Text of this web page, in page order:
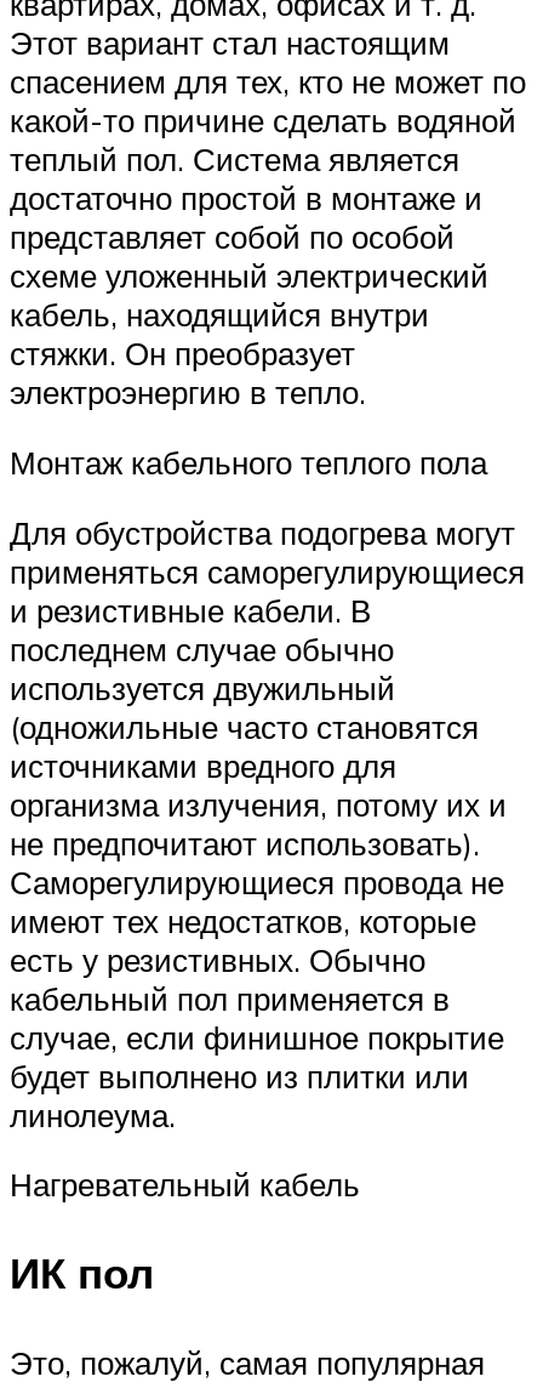
Этот вариант стал настоящим
спасением для тех, кто не может по
какой-то причине сделать водяной
теплый пол. Система является
достаточно простой в монтаже и
представляет собой по особой
схеме уложенный электрический
кабель, находящийся внутри
стяжки. Он преобразует
электроэнергию в тепло.
Монтаж кабельного теплого пола
Для обустройства подогрева могут
применяться саморегулирующиеся
и резистивные кабели. В
последнем случае обычно
используется двужильный
(одножильные часто становятся
источниками вредного для
организма излучения, потому их и
не предпочитают использовать).
Саморегулирующиеся провода не
имеют тех недостатков, которые
есть у резистивных. Обычно
кабельный пол применяется в
случае, если финишное покрытие
будет выполнено из плитки или
линолеума.
Нагревательный кабель
ИК пол
Это, пожалуй, самая популярная